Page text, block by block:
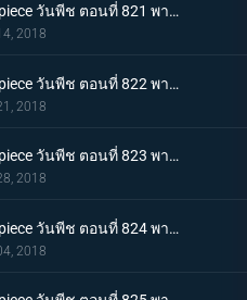
One piece วันพีช ตอนที่ 821 พากย์ไทย ชาโตว์โกลาหล ลูฟี่ ไปสถานที่นัดหมาย
2018
One piece วันพีช ตอนที่ 822 พากย์ไทย ตัดสินใจจากลา ซันจิกับข้าวกล่องหมวกฟาง
2018
One piece วันพีช ตอนที่ 823 พากย์ไทย สี่จักรพรรดินอนพลิกตัวไปมา ปฏิบัติการช่วยบรู๊ค
2018
One piece วันพีช ตอนที่ 824 พากย์ไทย ที่ที่สัญญากัน ลูฟี่ ต่อสู้เกินขีดจำกัด
2018